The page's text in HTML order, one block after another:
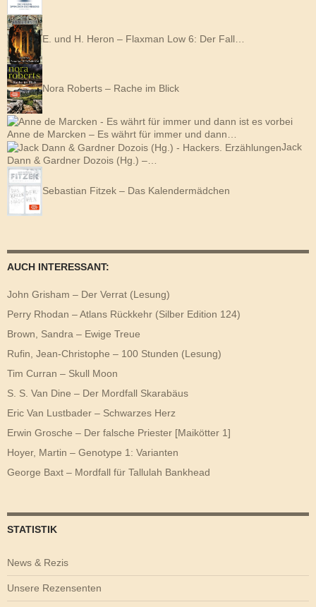
E. und H. Heron – Flaxman Low 6: Der Fall…
Nora Roberts – Rache im Blick
Anne de Marcken – Es währt für immer und dann…
Jack
Dann & Gardner Dozois (Hg.) –…
Sebastian Fitzek – Das Kalendermädchen
AUCH INTERESSANT:
John Grisham – Der Verrat (Lesung)
Perry Rhodan – Atlans Rückkehr (Silber Edition 124)
Brown, Sandra – Ewige Treue
Rufin, Jean-Christophe – 100 Stunden (Lesung)
Tim Curran – Skull Moon
S. S. Van Dine – Der Mordfall Skarabäus
Eric Van Lustbader – Schwarzes Herz
Erwin Grosche – Der falsche Priester [Maikötter 1]
Hoyer, Martin – Genotype 1: Varianten
George Baxt – Mordfall für Tallulah Bankhead
STATISTIK
News & Rezis
Unsere Rezensenten